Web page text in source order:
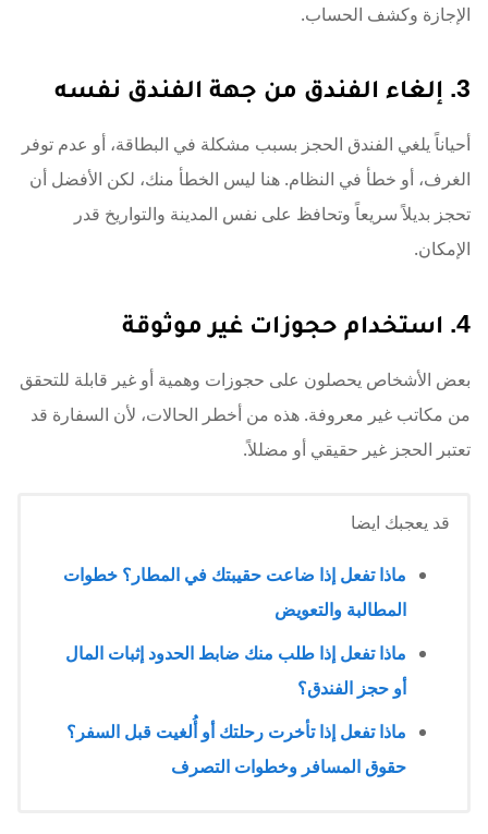
الإجازة وكشف الحساب.
3. إلغاء الفندق من جهة الفندق نفسه
أحياناً يلغي الفندق الحجز بسبب مشكلة في البطاقة، أو عدم توفر
الغرف، أو خطأ في النظام. هنا ليس الخطأ منك، لكن الأفضل أن
تحجز بديلاً سريعاً وتحافظ على نفس المدينة والتواريخ قدر
الإمكان.
4. استخدام حجوزات غير موثوقة
بعض الأشخاص يحصلون على حجوزات وهمية أو غير قابلة للتحقق
من مكاتب غير معروفة. هذه من أخطر الحالات، لأن السفارة قد
تعتبر الحجز غير حقيقي أو مضللاً.
قد يعجبك ايضا
ماذا تفعل إذا ضاعت حقيبتك في المطار؟ خطوات
المطالبة والتعويض
ماذا تفعل إذا طلب منك ضابط الحدود إثبات المال
أو حجز الفندق؟
ماذا تفعل إذا تأخرت رحلتك أو أُلغيت قبل السفر؟
حقوق المسافر وخطوات التصرف